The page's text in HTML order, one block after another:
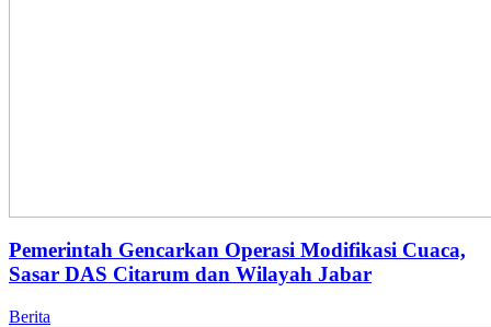
Pemerintah Gencarkan Operasi Modifikasi Cuaca,
Sasar DAS Citarum dan Wilayah Jabar
Berita